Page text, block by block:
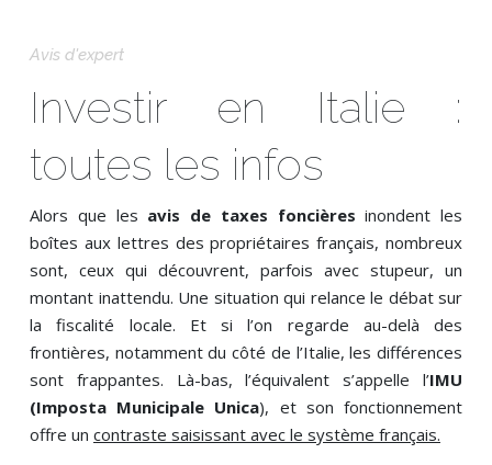
Avis d'expert
Investir en Italie :
toutes les infos
Alors que les avis de taxes foncières inondent les
boîtes aux lettres des propriétaires français, nombreux
sont, ceux qui découvrent, parfois avec stupeur, un
montant inattendu. Une situation qui relance le débat sur
la fiscalité locale. Et si l’on regarde au-delà des
frontières, notamment du côté de l’Italie, les différences
sont frappantes. Là-bas, l’équivalent s’appelle l’IMU
(Imposta Municipale Unica), et son fonctionnement
offre un contraste saisissant avec le système français.